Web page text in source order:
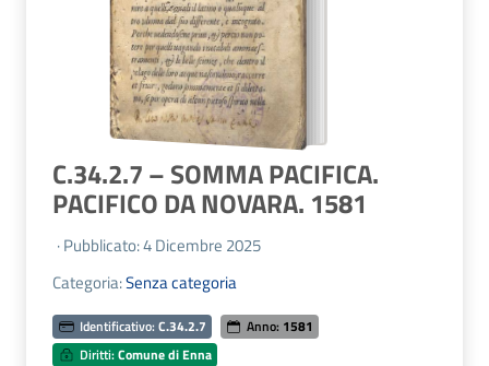
C.34.2.7 – SOMMA PACIFICA.
PACIFICO DA NOVARA. 1581
· Pubblicato: 4 Dicembre 2025
Categoria:Senza categoria
Identificativo: C.34.2.7 Anno: 1581
Diritti:Comune di Enna